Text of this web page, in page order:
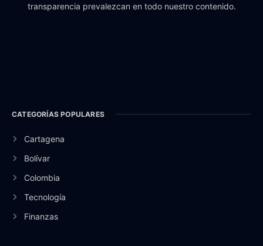
transparencia prevalezcan en todo nuestro contenido.
CATEGORÍAS POPULARES
Cartagena
Bolívar
Colombia
Tecnología
Finanzas